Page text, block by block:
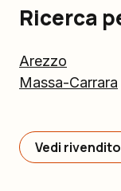
Ricerca
Arezzo
Massa-Carrara
Vedi